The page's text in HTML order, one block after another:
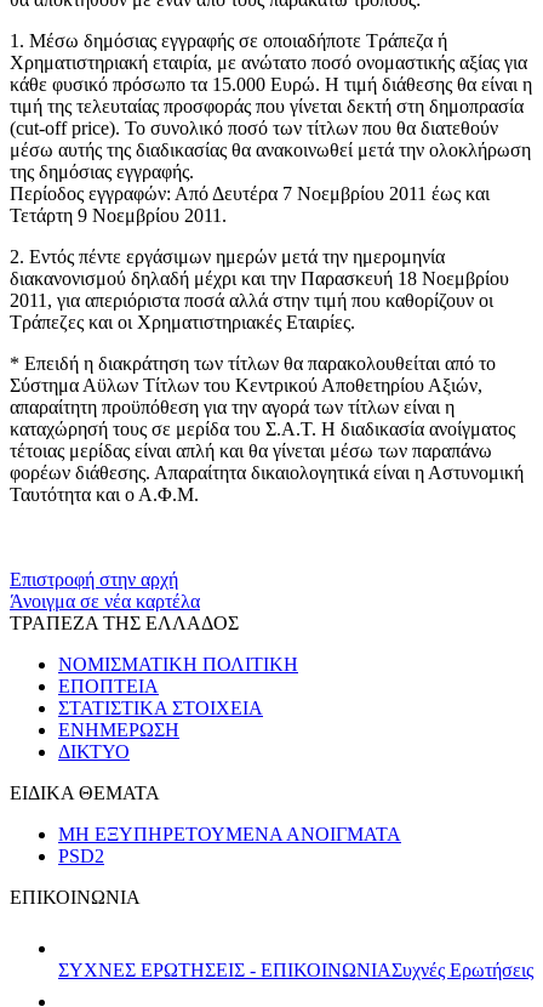
1. Μέσω δημόσιας εγγραφής σε οποιαδήποτε Τράπεζα ή
Χρηματιστηριακή εταιρία, με ανώτατο ποσό ονομαστικής αξίας για
κάθε φυσικό πρόσωπο τα 15.000 Ευρώ. Η τιμή διάθεσης θα είναι η
τιμή της τελευταίας προσφοράς που γίνεται δεκτή στη δημοπρασία
(cut-off price). Το συνολικό ποσό των τίτλων που θα διατεθούν
μέσω αυτής της διαδικασίας θα ανακοινωθεί μετά την ολοκλήρωση
της δημόσιας εγγραφής.
Περίοδος εγγραφών: Από Δευτέρα 7 Νοεμβρίου 2011 έως και
Τετάρτη 9 Νοεμβρίου 2011.
2. Εντός πέντε εργάσιμων ημερών μετά την ημερομηνία
διακανονισμού δηλαδή μέχρι και την Παρασκευή 18 Νοεμβρίου
2011, για απεριόριστα ποσά αλλά στην τιμή που καθορίζουν οι
Τράπεζες και οι Χρηματιστηριακές Εταιρίες.
* Επειδή η διακράτηση των τίτλων θα παρακολουθείται από το
Σύστημα Αϋλων Τίτλων του Κεντρικού Αποθετηρίου Αξιών,
απαραίτητη προϋπόθεση για την αγορά των τίτλων είναι η
καταχώρησή τους σε μερίδα του Σ.Α.Τ. Η διαδικασία ανοίγματος
τέτοιας μερίδας είναι απλή και θα γίνεται μέσω των παραπάνω
φορέων διάθεσης. Απαραίτητα δικαιολογητικά είναι η Αστυνομική
Ταυτότητα και ο Α.Φ.Μ.
Επιστροφή στην αρχή
Άνοιγμα σε νέα καρτέλα
ΤΡΑΠΕΖΑ ΤΗΣ ΕΛΛΑΔΟΣ
ΝΟΜΙΣΜΑΤΙΚΗ ΠΟΛΙΤΙΚΗ
ΕΠΟΠΤΕΙΑ
ΣΤΑΤΙΣΤΙΚΑ ΣΤΟΙΧΕΙΑ
ΕΝΗΜΕΡΩΣΗ
ΔΙΚΤΥΟ
ΕΙΔΙΚΑ ΘΕΜΑΤΑ
ΜΗ ΕΞΥΠΗΡΕΤΟΥΜΕΝΑ ΑΝΟΙΓΜΑΤΑ
PSD2
ΕΠΙΚΟΙΝΩΝΙΑ
ΣΥΧΝΕΣ ΕΡΩΤΗΣΕΙΣ - ΕΠΙΚΟΙΝΩΝΙΑΣυχνές Ερωτήσεις